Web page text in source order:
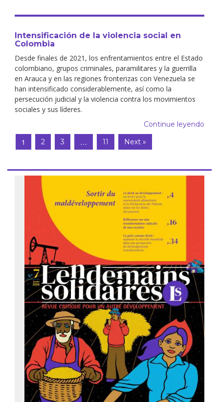
Intensificación de la violencia social en
Colombia
Desde finales de 2021, los enfrentamientos entre el Estado
colombiano, grupos criminales, paramilitares y la guerrilla
en Arauca y en las regiones fronterizas con Venezuela se
han intensificado considerablemente, así como la
persecución judicial y la violencia contra los movimientos
sociales y sus líderes.
Continue leyendo
1 2 3 … 11 Next »